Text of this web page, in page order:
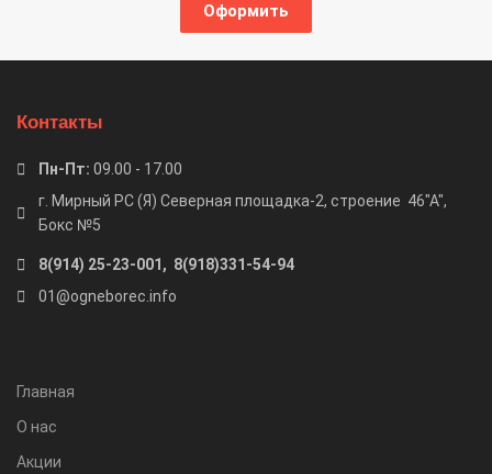
Оформить
Контакты
Пн-Пт: 09.00 - 17.00
г. Мирный РС (Я) Северная площадка-2, строение 46"А",
Бокс №5
8(914) 25-23-001, 8(918)331-54-94
01@ogneborec.info
Главная
О нас
Акции